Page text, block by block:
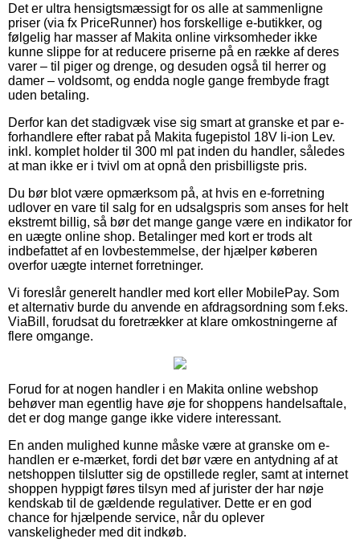
Det er ultra hensigtsmæssigt for os alle at sammenligne
priser (via fx PriceRunner) hos forskellige e-butikker, og
følgelig har masser af Makita online virksomheder ikke
kunne slippe for at reducere priserne på en række af deres
varer – til piger og drenge, og desuden også til herrer og
damer – voldsomt, og endda nogle gange frembyde fragt
uden betaling.
Derfor kan det stadigvæk vise sig smart at granske et par e-
forhandlere efter rabat på Makita fugepistol 18V li-ion Lev.
inkl. komplet holder til 300 ml pat inden du handler, således
at man ikke er i tvivl om at opnå den prisbilligste pris.
Du bør blot være opmærksom på, at hvis en e-forretning
udlover en vare til salg for en udsalgspris som anses for helt
ekstremt billig, så bør det mange gange være en indikator for
en uægte online shop. Betalinger med kort er trods alt
indbefattet af en lovbestemmelse, der hjælper køberen
overfor uægte internet forretninger.
Vi foreslår generelt handler med kort eller MobilePay. Som
et alternativ burde du anvende en afdragsordning som f.eks.
ViaBill, forudsat du foretrækker at klare omkostningerne af
flere omgange.
Forud for at nogen handler i en Makita online webshop
behøver man egentlig have øje for shoppens handelsaftale,
det er dog mange gange ikke videre interessant.
En anden mulighed kunne måske være at granske om e-
handlen er e-mærket, fordi det bør være en antydning af at
netshoppen tilslutter sig de opstillede regler, samt at internet
shoppen hyppigt føres tilsyn med af jurister der har nøje
kendskab til de gældende regulativer. Dette er en god
chance for hjælpende service, når du oplever
vanskeligheder med dit indkøb.